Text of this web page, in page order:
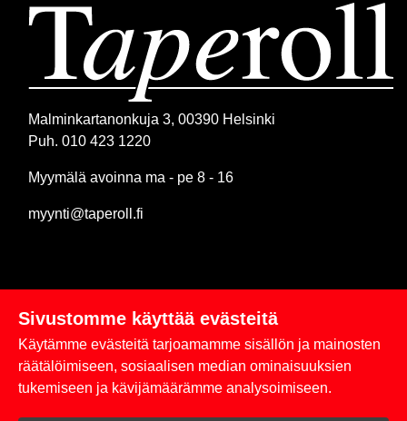
Malminkartanonkuja 3, 00390 Helsinki
Puh. 010 423 1220
Myymälä avoinna ma - pe 8 - 16
myynti@taperoll.fi
Linkit
Rekisteriseloste
Sivustomme käyttää evästeitä
Käytämme evästeitä tarjoamamme sisällön ja mainosten
räätälöimiseen, sosiaalisen median ominaisuuksien
tukemiseen ja kävijämäärämme analysoimiseen.